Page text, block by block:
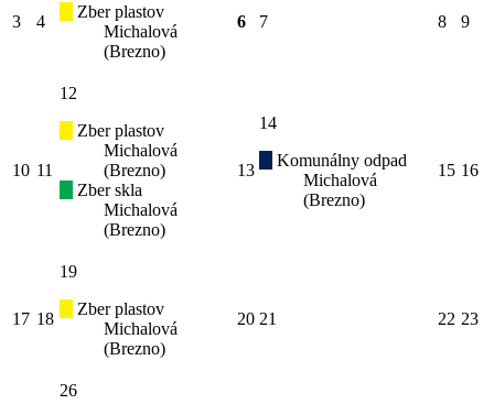
3 4
Zber plastov
Michalová
(Brezno)
6 7 8 9
10 11
12
Zber plastov
Michalová
(Brezno)
Zber skla
Michalová
(Brezno)
13
14
Komunálny odpad
Michalová
(Brezno)
15 16
17 18
19
Zber plastov
Michalová
(Brezno)
20 21 22 23
26